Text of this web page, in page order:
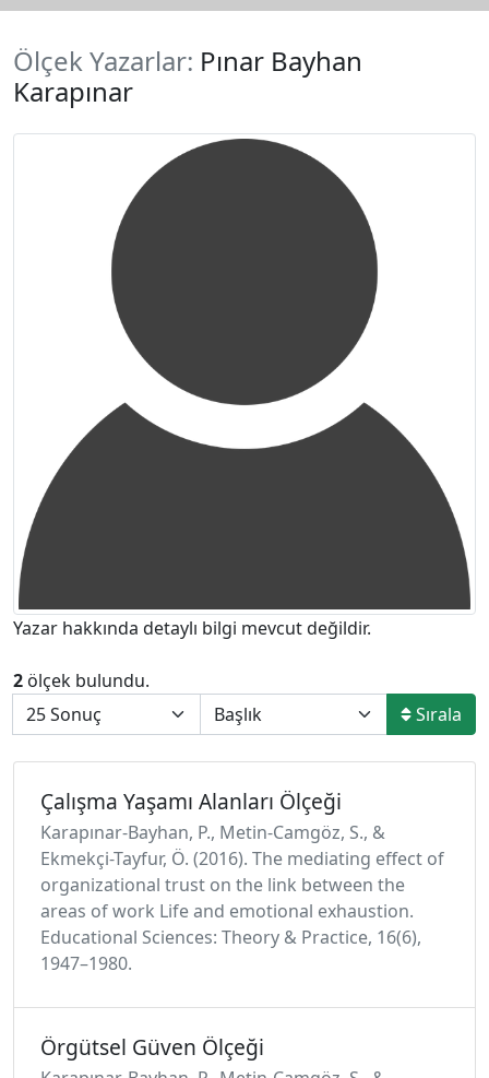
Ölçek Yazarlar: Pınar Bayhan
Karapınar
Yazar hakkında detaylı bilgi mevcut değildir.
2 ölçek bulundu.
Sırala
Çalışma Yaşamı Alanları Ölçeği
Karapınar-Bayhan, P., Metin-Camgöz, S., &
Ekmekçi-Tayfur, Ö. (2016). The mediating effect of
organizational trust on the link between the
areas of work Life and emotional exhaustion.
Educational Sciences: Theory & Practice, 16(6),
1947–1980.
Örgütsel Güven Ölçeği